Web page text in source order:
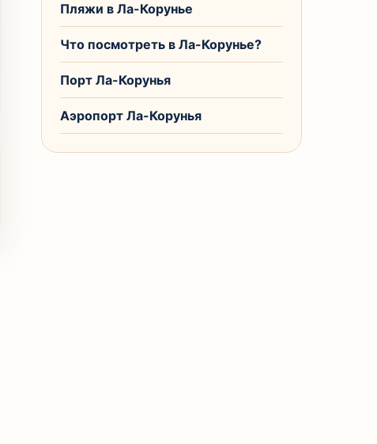
Пляжи в Ла-Корунье
Что посмотреть в Ла-Корунье?
Порт Ла-Корунья
Аэропорт Ла-Корунья